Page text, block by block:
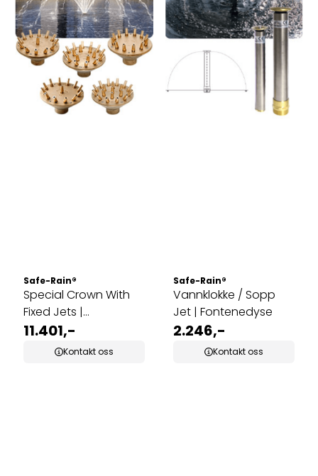
Safe-Rain®
Special Crown With
Fixed Jets |
Fontenedyse
11.401,-
Kontakt oss
Safe-Rain®
Vannklokke / Sopp
Jet | Fontenedyse
2.246,-
Kontakt oss